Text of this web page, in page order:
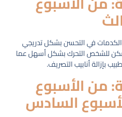
والكدمات في التحسن بشكل تدريجي
للشخص التحرك بشكل أسهل عما
بإزالة أنابيب التصريف.
من الأسبوع
السادس